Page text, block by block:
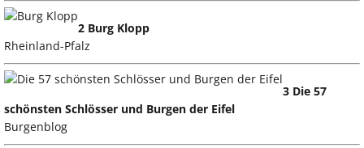
2 Burg Klopp
Rheinland-Pfalz
3 Die 57
schönsten Schlösser und Burgen der Eifel
Burgenblog